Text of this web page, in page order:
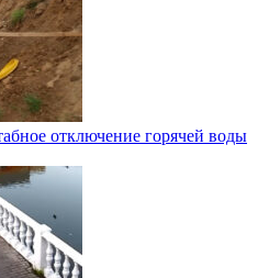
отключение горячей воды